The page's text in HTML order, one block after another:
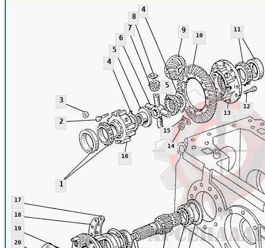
1
2
3
4
4
5
5
6
7
8
9
10
11
12
13
14
15
16
17
18
19
20